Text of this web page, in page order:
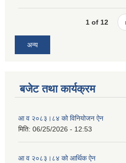
1 of 12
अन्य
बजेट तथा कार्यक्रम
आ व २०८३।८४ को विनियोजन ऐन
मिति: 06/25/2026 - 12:53
आ व २०८३।८४ को आर्थिक ऐन